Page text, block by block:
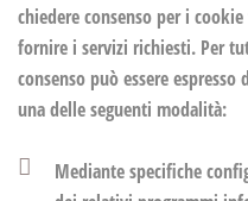
chiedere consenso per i
fornire i servizi richiesti. Per
consenso può essere
una delle seguenti modalità:
Mediante specifiche